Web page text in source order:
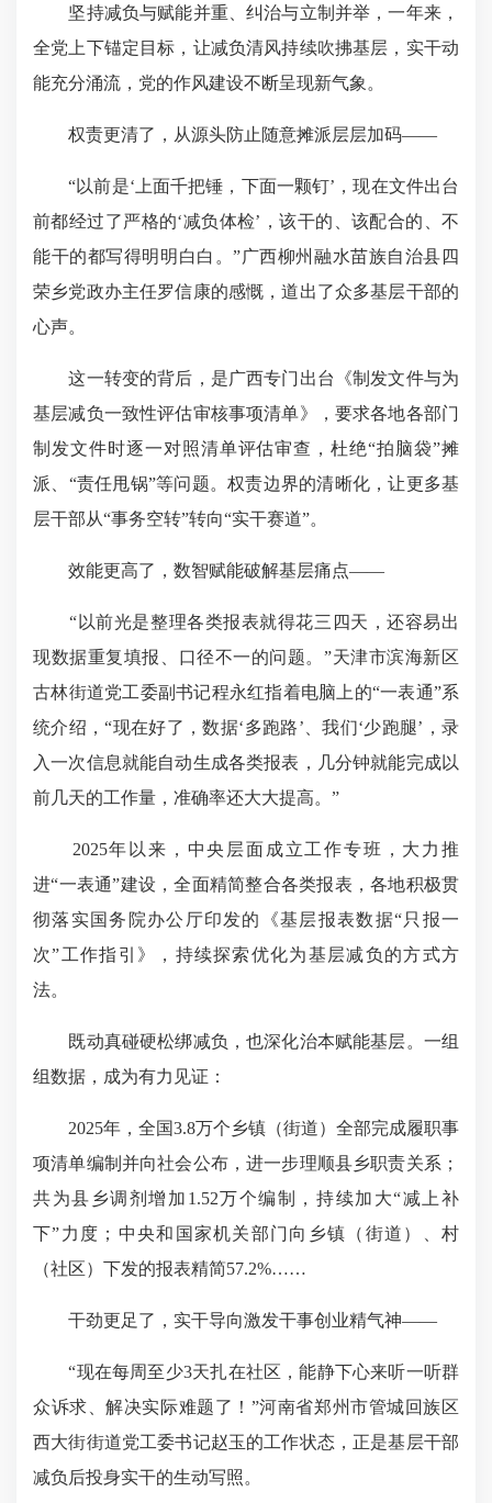
坚持减负与赋能并重、纠治与立制并举，一年来，
全党上下锚定目标，让减负清风持续吹拂基层，实干动
能充分涌流，党的作风建设不断呈现新气象。
权责更清了，从源头防止随意摊派层层加码——
“以前是‘上面千把锤，下面一颗钉’，现在文件出台
前都经过了严格的‘减负体检’，该干的、该配合的、不
能干的都写得明明白白。”广西柳州融水苗族自治县四
荣乡党政办主任罗信康的感慨，道出了众多基层干部的
心声。
这一转变的背后，是广西专门出台《制发文件与为
基层减负一致性评估审核事项清单》，要求各地各部门
制发文件时逐一对照清单评估审查，杜绝“拍脑袋”摊
派、“责任甩锅”等问题。权责边界的清晰化，让更多基
层干部从“事务空转”转向“实干赛道”。
效能更高了，数智赋能破解基层痛点——
“以前光是整理各类报表就得花三四天，还容易出
现数据重复填报、口径不一的问题。”天津市滨海新区
古林街道党工委副书记程永红指着电脑上的“一表通”系
统介绍，“现在好了，数据‘多跑路’、我们‘少跑腿’，录
入一次信息就能自动生成各类报表，几分钟就能完成以
前几天的工作量，准确率还大大提高。”
2025年以来，中央层面成立工作专班，大力推
进“一表通”建设，全面精简整合各类报表，各地积极贯
彻落实国务院办公厅印发的《基层报表数据“只报一
次”工作指引》，持续探索优化为基层减负的方式方
法。
既动真碰硬松绑减负，也深化治本赋能基层。一组
组数据，成为有力见证：
2025年，全国3.8万个乡镇（街道）全部完成履职事
项清单编制并向社会公布，进一步理顺县乡职责关系；
共为县乡调剂增加1.52万个编制，持续加大“减上补
下”力度；中央和国家机关部门向乡镇（街道）、村
（社区）下发的报表精简57.2%……
干劲更足了，实干导向激发干事创业精气神——
“现在每周至少3天扎在社区，能静下心来听一听群
众诉求、解决实际难题了！”河南省郑州市管城回族区
西大街街道党工委书记赵玉的工作状态，正是基层干部
减负后投身实干的生动写照。